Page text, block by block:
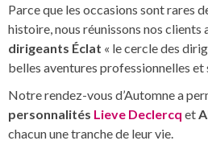
Parce que les occasions sont rares
histoire, nous réunissons nos clients
dirigeants Éclat « le cercle des
belles aventures professionnelles et
Notre rendez-vous d’Automne a
personnalités Lieve Declercq et
chacun une tranche de leur vie.